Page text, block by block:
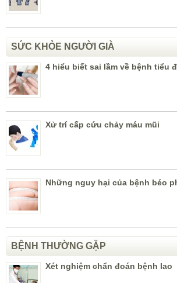
SỨC KHỎE NGƯỜI GIÀ
4 hiểu biết sai lầm về bệnh tiểu
Xử trí cấp cứu chảy máu mũi
Những nguy hại của bệnh béo
BỆNH THƯỜNG GẶP
Xét nghiệm chẩn đoán bệnh lao